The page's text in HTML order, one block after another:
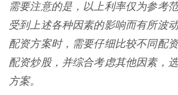
需要注意的是，以上利率仅为参考
受到上述各种因素的影响而有所波
配资方案时，需要仔细比较不同配
配资炒股，并综合考虑其他因素，
方案。